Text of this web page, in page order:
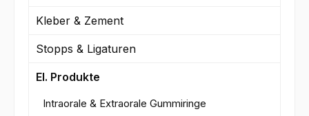
Kleber & Zement
Stopps & Ligaturen
El. Produkte
Intraorale & Extraorale Gummiringe